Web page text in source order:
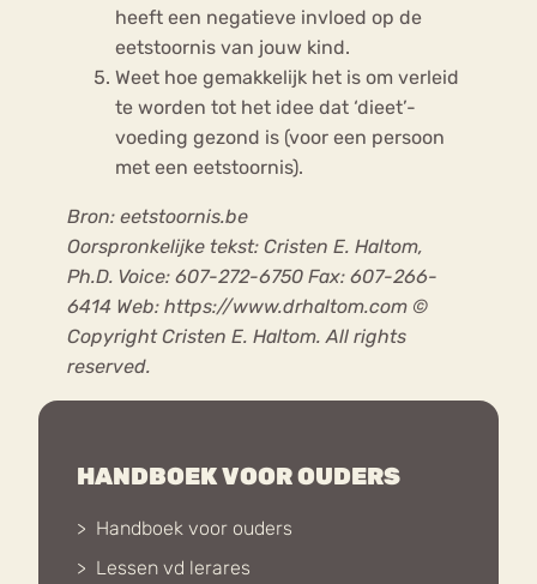
HANDBOEK VOOR OUDERS
Handboek voor ouders
Lessen vd lerares
heeft een negatieve invloed op de
eetstoornis van jouw kind.
Weet hoe gemakkelijk het is om verleid
te worden tot het idee dat ‘dieet’-
voeding gezond is (voor een persoon
met een eetstoornis).
Bron: eetstoornis.be
Oorspronkelijke tekst: Cristen E. Haltom,
Ph.D. Voice: 607-272-6750 Fax: 607-266-
6414 Web: https://www.drhaltom.com ©
Copyright Cristen E. Haltom. All rights
reserved.